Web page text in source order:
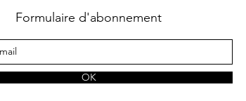
Formulaire d'abonnement
OK